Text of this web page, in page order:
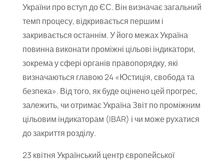
України про вступ до ЄС. Він визначає загальний
темп процесу, відкривається першим і
закривається останнім. У його межах Україна
повинна виконати проміжні цільові індикатори,
зокрема у сфері органів правопорядку, які
визначаються главою 24 «Юстиція, свобода та
безпека». Від того, як буде оцінено цей прогрес,
залежить, чи отримає Україна Звіт по проміжним
цільовим індикаторам (IBAR) і чи може рухатися
до закриття розділу.
23 квітня Український центр європейської